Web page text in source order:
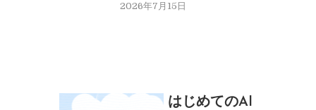
2026年7月15日
はじめてのAI